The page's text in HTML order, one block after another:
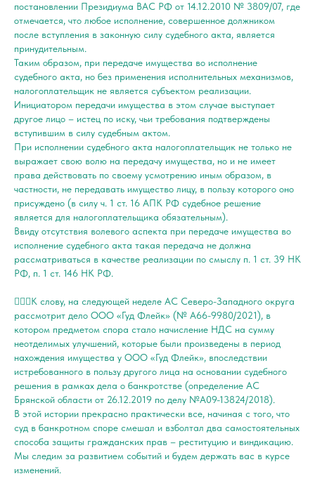
постановлении Президиума ВАС РФ от 14.12.2010 № 3809/07, где
отмечается, что любое исполнение, совершенное должником
после вступления в законную силу судебного акта, является
принудительным.
Таким образом, при передаче имущества во исполнение
судебного акта, но без применения исполнительных механизмов,
налогоплательщик не является субъектом реализации.
Инициатором передачи имущества в этом случае выступает
другое лицо – истец по иску, чьи требования подтверждены
вступившим в силу судебным актом.
При исполнении судебного акта налогоплательщик не только не
выражает свою волю на передачу имущества, но и не имеет
права действовать по своему усмотрению иным образом, в
частности, не передавать имущество лицу, в пользу которого оно
присуждено (в силу ч. 1 ст. 16 АПК РФ судебное решение
является для налогоплательщика обязательным).
Ввиду отсутствия волевого аспекта при передаче имущества во
исполнение судебного акта такая передача не должна
рассматриваться в качестве реализации по смыслу п. 1 ст. 39 НК
РФ, п. 1 ст. 146 НК РФ.
👨🏻‍⚖️К слову, на следующей неделе АС Северо-Западного округа
рассмотрит дело ООО «Гуд Флейк» (№ A66-9980/2021), в
котором предметом спора стало начисление НДС на сумму
неотделимых улучшений, которые были произведены в период
нахождения имущества у ООО «Гуд Флейк», впоследствии
истребованного в пользу другого лица на основании судебного
решения в рамках дела о банкротстве (определение АС
Брянской области от 26.12.2019 по делу №А09-13824/2018).
В этой истории прекрасно практически все, начиная с того, что
суд в банкротном споре смешал и взболтал два самостоятельных
способа защиты гражданских прав – реституцию и виндикацию.
Мы следим за развитием событий и будем держать вас в курсе
изменений.